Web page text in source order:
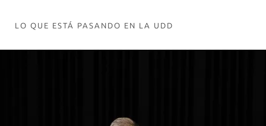
LO QUE ESTÁ PASANDO EN LA UDD